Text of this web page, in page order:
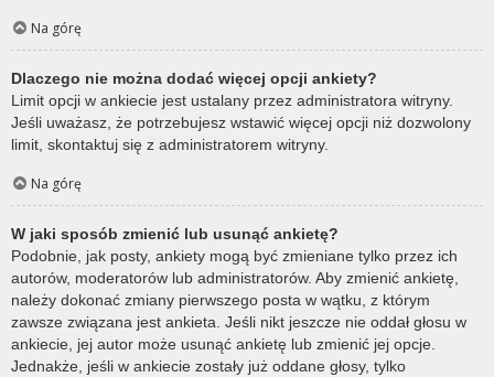
Na górę
Dlaczego nie można dodać więcej opcji ankiety?
Limit opcji w ankiecie jest ustalany przez administratora witryny.
Jeśli uważasz, że potrzebujesz wstawić więcej opcji niż dozwolony
limit, skontaktuj się z administratorem witryny.
Na górę
W jaki sposób zmienić lub usunąć ankietę?
Podobnie, jak posty, ankiety mogą być zmieniane tylko przez ich
autorów, moderatorów lub administratorów. Aby zmienić ankietę,
należy dokonać zmiany pierwszego posta w wątku, z którym
zawsze związana jest ankieta. Jeśli nikt jeszcze nie oddał głosu w
ankiecie, jej autor może usunąć ankietę lub zmienić jej opcje.
Jednakże, jeśli w ankiecie zostały już oddane głosy, tylko